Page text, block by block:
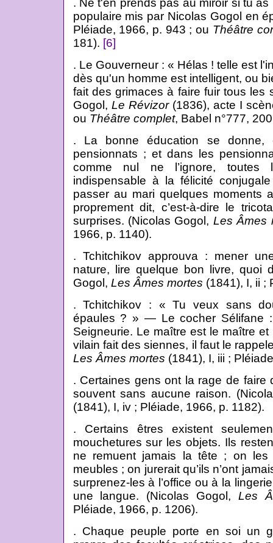
. Ne t'en prends pas au miroir si tu
populaire mis par Nicolas Gogol en
Pléiade, 1966, p. 943 ; ou Théâtre
181). [6]
. Le Gouverneur : « Hélas ! telle est
dès qu'un homme est intelligent, ou
fait des grimaces à faire fuir tous les
Gogol, Le Révizor(1836), acte I
ou Théâtre complet, Babel n°777,
. La bonne éducation se
pensionnats ; et dans les
comme nul ne l’ignore,
indispensable à la félicité
passer au mari quelques moments
proprement dit, c’est-à-dire le
surprises. (Nicolas Gogol, Les Âmes
1966, p. 1140).
. Tchitchikov approuva : mener
nature, lire quelque bon livre, quoi
Gogol, Les Âmes mortes (1841), I, ii ;
. Tchitchikov : « Tu veux sans
épaules ? » — Le cocher Sélifane
Seigneurie. Le maître est le maître
vilain fait des siennes, il faut le
Les Âmes mortes (1841), I, iii ;
. Certaines gens ont la rage de faire
souvent sans aucune raison.
(1841), I, iv ; Pléiade, 1966, p. 1182).
. Certains êtres existent
mouchetures sur les objets. Ils
ne remuent jamais la tête ; on les
meubles ; on jurerait qu’ils n’ont
surprenez-les à l’office ou à la
une langue. (Nicolas Gogol,Les
Pléiade, 1966, p. 1206).
. Chaque peuple porte en soi un